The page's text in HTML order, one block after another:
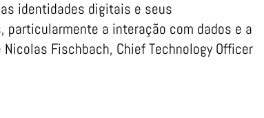
identidades digitais e seus
a interação com dados e a
Fischbach, Chief Technology Officer